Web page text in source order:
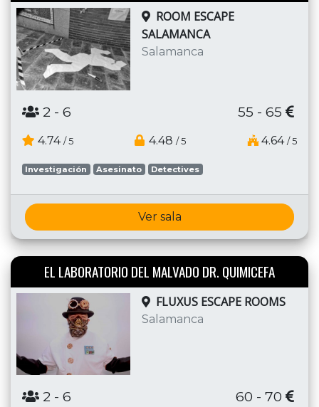
ROOM ESCAPE
SALAMANCA
Salamanca
2 - 6 55 - 65
4.74 / 5 4.48 / 5 4.64 / 5
Investigación Asesinato Detectives
Ver sala
EL LABORATORIO DEL MALVADO DR. QUIMICEFA
FLUXUS ESCAPE ROOMS
Salamanca
2 - 6 60 - 70